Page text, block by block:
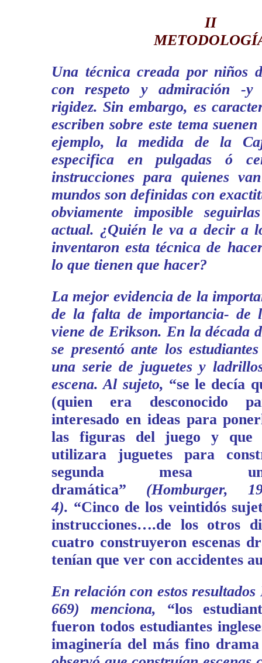
II
Una técnica creada por niños
con respeto y admiración -y
rigidez. Sin embargo, es
escriben sobre este tema
ejemplo, la medida de la
especifica en pulgadas ó
instrucciones para quienes
mundos son definidas con
obviamente imposible
actual. ¿Quién le va a decir a
inventaron esta técnica de
lo que tienen que hacer?
La mejor evidencia de la
de la falta de importancia- de
viene de Erikson. En la década
se presentó ante los
una serie de juguetes y
escena. Al sujeto, “se le decía
(quien era desconocido
interesado en ideas para
las figuras del juego y que
utilizara juguetes para
segunda mesa
dramática” (Homburger,
4). “Cinco de los veintidós
instrucciones….de los otros
cuatro construyeron escenas
tenían que ver con accidentes
En relación con estos
669) menciona, “los
fueron todos estudiantes
imaginería del más fino